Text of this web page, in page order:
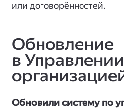
или договорённостей.
Обновление
в Управлении
Обновили систему по